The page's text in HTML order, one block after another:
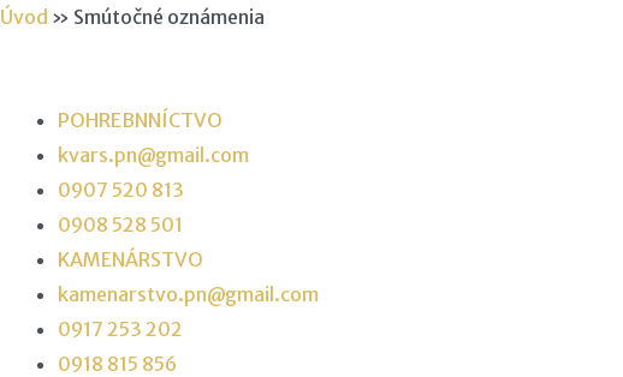
Preskočiť
Úvod » Smútočné oznámenia
POHREBNNÍCTVO
kvars.pn@gmail.com
0907 520 813
0908 528 501
KAMENÁRSTVO
kamenarstvo.pn@gmail.com
0917 253 202
0918 815 856